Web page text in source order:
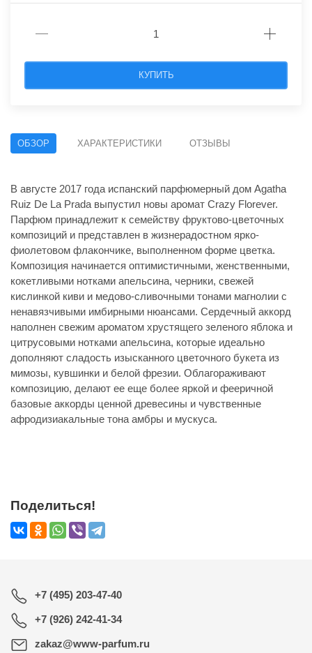
КУПИТЬ
ОБЗОР ХАРАКТЕРИСТИКИ ОТЗЫВЫ
В августе 2017 года испанский парфюмерный дом Agatha
Ruiz De La Prada выпустил новы аромат Crazy Florever.
Парфюм принадлежит к семейству фруктово-цветочных
композиций и представлен в жизнерадостном ярко-
фиолетовом флакончике, выполненном форме цветка.
Композиция начинается оптимистичными, женственными,
кокетливыми нотками апельсина, черники, свежей
кислинкой киви и медово-сливочными тонами магнолии с
ненавязчивыми имбирными нюансами. Сердечный аккорд
наполнен свежим ароматом хрустящего зеленого яблока и
цитрусовыми нотками апельсина, которые идеально
дополняют сладость изысканного цветочного букета из
мимозы, кувшинки и белой фрезии. Облагораживают
композицию, делают ее еще более яркой и фееричной
базовые аккорды ценной древесины и чувственные
афродизиакальные тона амбры и мускуса.
Поделиться!
+7 (495) 203-47-40
+7 (926) 242-41-34
zakaz@www-parfum.ru